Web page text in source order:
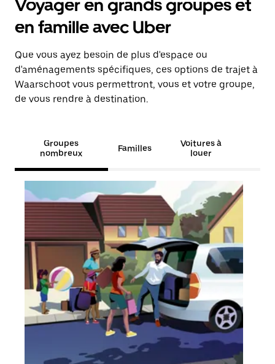
Voyager en grands groupes et
en famille avec Uber
Que vous ayez besoin de plus d'espace ou
d'aménagements spécifiques, ces options de trajet à
Waarschoot vous permettront, vous et votre groupe,
de vous rendre à destination.
Groupes
nombreux
Familles
Voitures à
louer